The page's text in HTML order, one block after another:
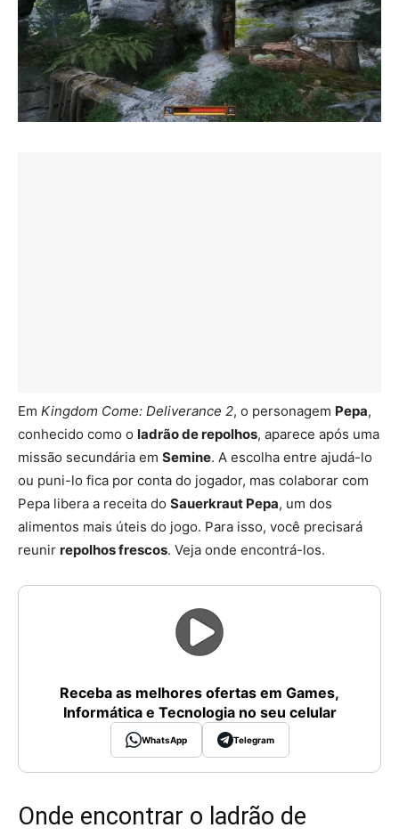
Em Kingdom Come: Deliverance 2, o personagem Pepa,
conhecido como o ladrão de repolhos, aparece após uma
missão secundária em Semine. A escolha entre ajudá-lo
ou puni-lo fica por conta do jogador, mas colaborar com
Pepa libera a receita do Sauerkraut Pepa, um dos
alimentos mais úteis do jogo. Para isso, você precisará
reunir repolhos frescos. Veja onde encontrá-los.
Receba as melhores ofertas em Games,
Informática e Tecnologia no seu celular
WhatsApp Telegram
Onde encontrar o ladrão de